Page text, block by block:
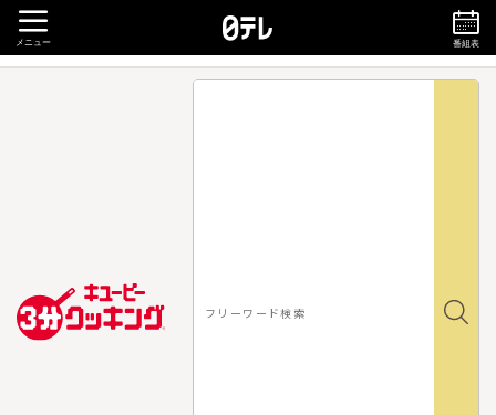
メニュー 番組表